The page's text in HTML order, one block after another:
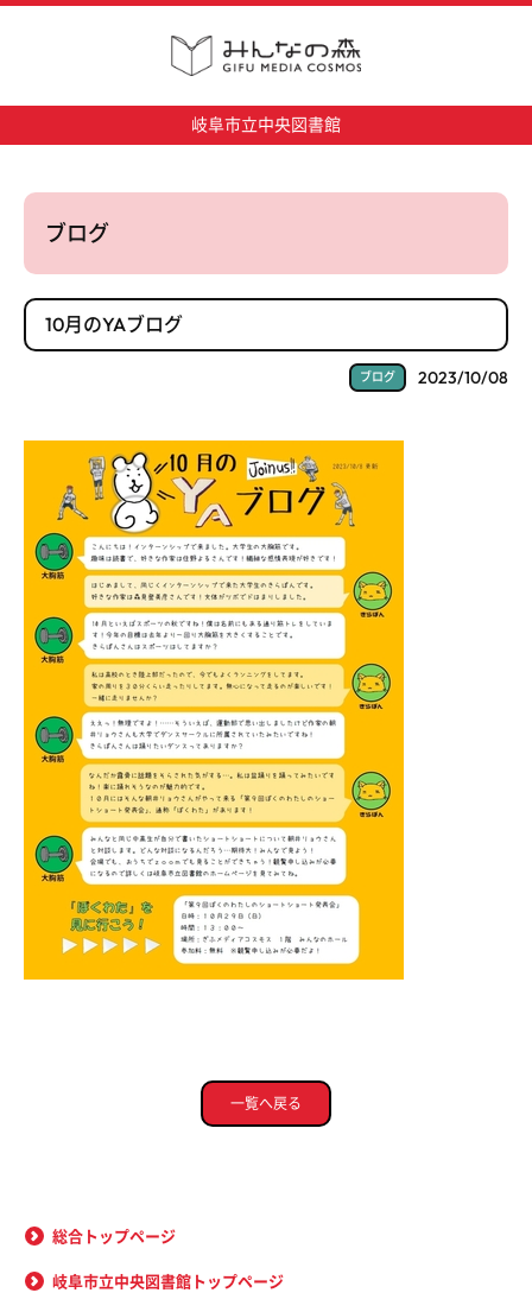
岐阜市立中央図書館
ブログ
10月のYAブログ
ブログ 2023/10/08
一覧へ戻る
総合トップページ
岐阜市立中央図書館トップページ